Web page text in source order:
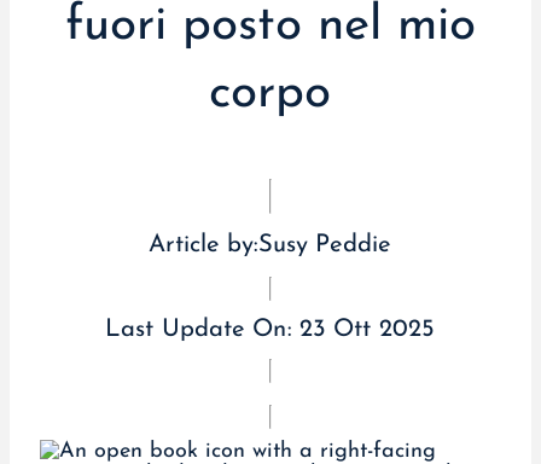
fuori posto nel mio
corpo
Article by:Susy Peddie
Last Update On: 23 Ott 2025